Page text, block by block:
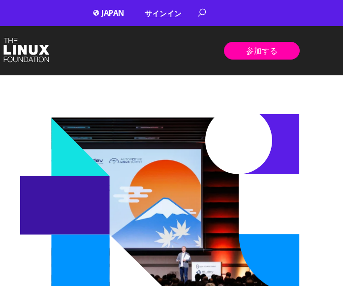
サインイン
参加する